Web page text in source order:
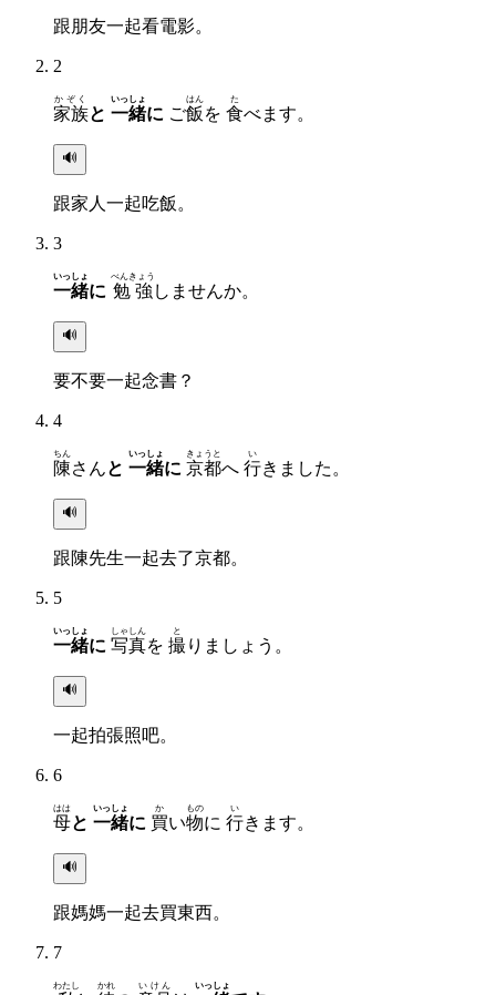
跟朋友一起看電影。
2
家族
かぞく
と 一緒
いっしょ
に ご飯
はん
を 食
た
べます。
🔊
跟家人一起吃飯。
3
一緒
いっしょ
に 勉強
べんきょう
しませんか。
🔊
要不要一起念書？
4
陳
ちん
さんと 一緒
いっしょ
に 京都
きょうと
へ 行
い
きました。
🔊
跟陳先生一起去了京都。
5
一緒
いっしょ
に 写真
しゃしん
を 撮
と
りましょう。
🔊
一起拍張照吧。
6
母
はは
と 一緒
いっしょ
に 買
か
い物
もの
に 行
い
きます。
🔊
跟媽媽一起去買東西。
7
わたし かれ いけん いっしょ